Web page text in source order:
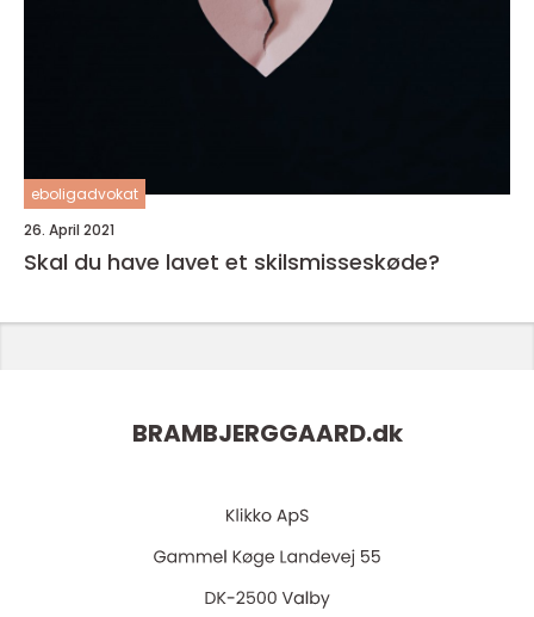
eboligadvokat
26. April 2021
Skal du have lavet et skilsmisseskøde?
BRAMBJERGGAARD.dk